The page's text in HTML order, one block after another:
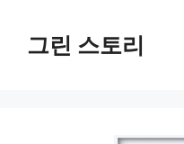
그린 스토리